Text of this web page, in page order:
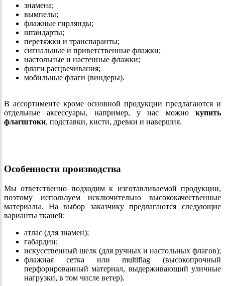
знамена;
вымпелы;
флажные гирлянды;
штандарты;
перетяжки и транспаранты;
сигнальные и приветственные флажки;
настольные и настенные флажки;
флаги расцвечивания;
мобильные флаги (виндеры).
В ассортименте кроме основной продукции предлагаются и
отдельные аксессуары, например, у нас можно купить
флагштоки, подставки, кисти, древки и навершия.
Особенности производства
Мы ответственно подходим к изготавливаемой продукции,
поэтому используем исключительно высококачественные
материалы. На выбор заказчику предлагаются следующие
варианты тканей:
атлас (для знамен);
габардин;
искусственный шелк (для ручных и настольных флагов);
флажная сетка или multiflag (высокопрочный
перфорированный материал, выдерживающий уличные
нагрузки, в том числе ветер).